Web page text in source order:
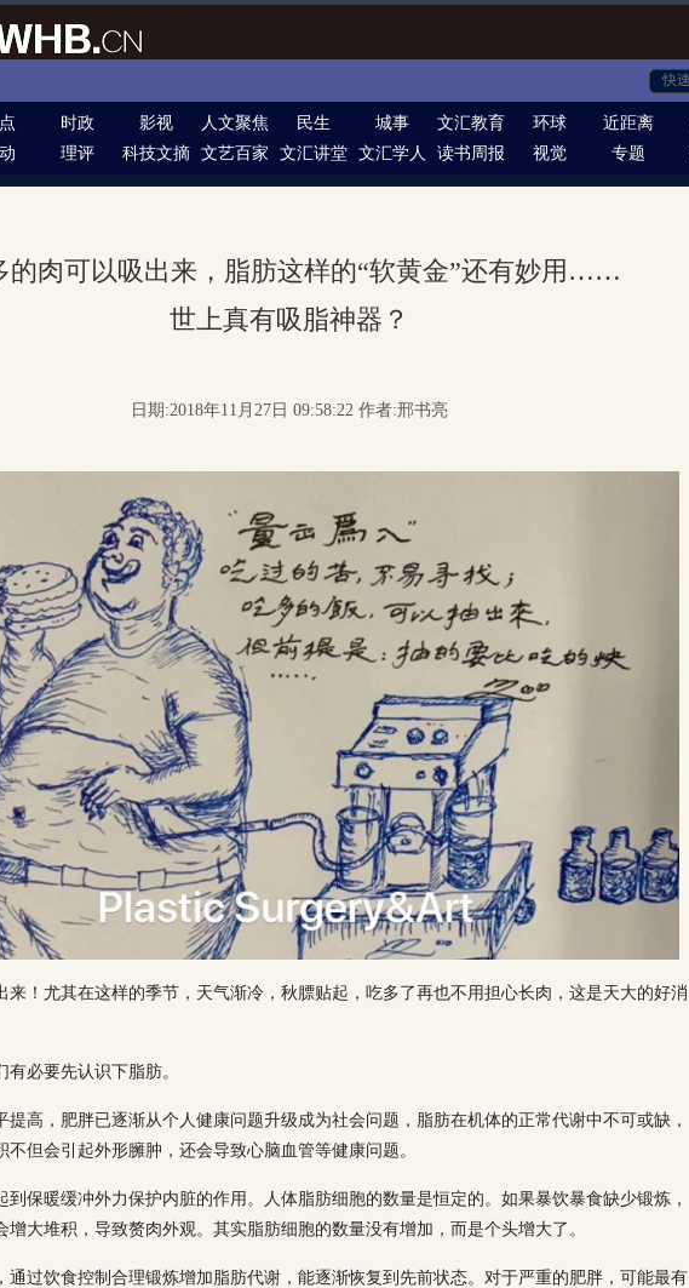
时政 影视 人文聚焦 民生 城事 文汇教育 环球 近距离
理评 科技文摘 文艺百家 文汇讲堂 文汇学人 读书周报 视觉 专题
的肉可以吸出来，脂肪这样的“软黄金”还有妙用……
世上真有吸脂神器？
日期:2018年11月27日 09:58:22 作者:邢书亮
来！尤其在这样的季节，天气渐冷，秋膘贴起，吃多了再也不用担心长肉，这是天大的好消
必要先认识下脂肪。
提高，肥胖已逐渐从个人健康问题升级成为社会问题，脂肪在机体的正常代谢中不可或缺，
不但会引起外形臃肿，还会导致心脑血管等健康问题。
到保暖缓冲外力保护内脏的作用。人体脂肪细胞的数量是恒定的。如果暴饮暴食缺少锻炼，
增大堆积，导致赘肉外观。其实脂肪细胞的数量没有增加，而是个头增大了。
通过饮食控制合理锻炼增加脂肪代谢，能逐渐恢复到先前状态。对于严重的肥胖，可能最有